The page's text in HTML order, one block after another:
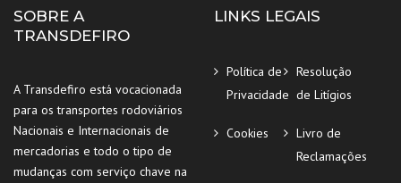
SOBRE A
TRANSDEFIRO
A Transdefiro está vocacionada
para os transportes rodoviários
Nacionais e Internacionais de
mercadorias e todo o tipo de
mudanças com serviço chave na
LINKS LEGAIS
Política de
Privacidade
Resolução
de Litígios
Cookies
Livro de
Reclamações